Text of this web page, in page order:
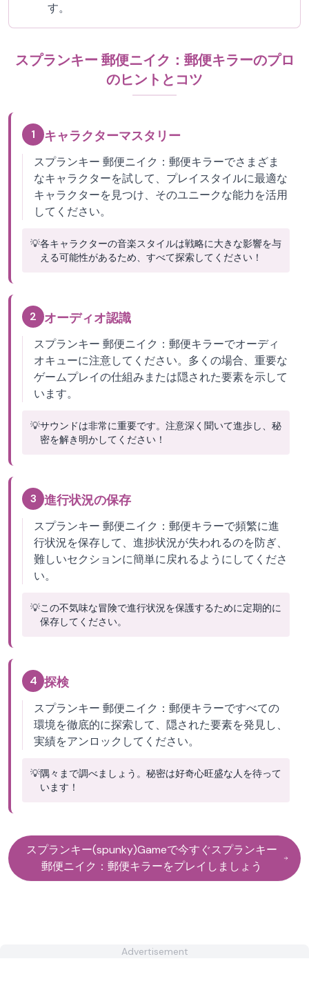
す。
スプランキー 郵便ニイク：郵便キラーのプロ
のヒントとコツ
1 キャラクターマスタリー
スプランキー 郵便ニイク：郵便キラーでさまざま
なキャラクターを試して、プレイスタイルに最適な
キャラクターを見つけ、そのユニークな能力を活用
してください。
💡各キャラクターの音楽スタイルは戦略に大きな影響を与
える可能性があるため、すべて探索してください！
2 オーディオ認識
スプランキー 郵便ニイク：郵便キラーでオーディ
オキューに注意してください。多くの場合、重要な
ゲームプレイの仕組みまたは隠された要素を示して
います。
💡サウンドは非常に重要です。注意深く聞いて進歩し、秘
密を解き明かしてください！
3 進行状況の保存
スプランキー 郵便ニイク：郵便キラーで頻繁に進
行状況を保存して、進捗状況が失われるのを防ぎ、
難しいセクションに簡単に戻れるようにしてくださ
い。
💡この不気味な冒険で進行状況を保護するために定期的に
保存してください。
4 探検
スプランキー 郵便ニイク：郵便キラーですべての
環境を徹底的に探索して、隠された要素を発見し、
実績をアンロックしてください。
💡隅々まで調べましょう。秘密は好奇心旺盛な人を待って
います！
スプランキー(spunky)Gameで今すぐスプランキー
郵便ニイク：郵便キラーをプレイしましょう
Advertisement